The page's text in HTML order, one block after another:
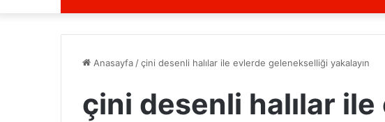
Anasayfa /çini desenli halılar ile evlerde gelenekselliği yakalayın
çini desenli halılar